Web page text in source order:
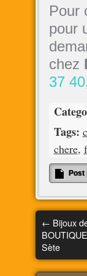
Pour
pour
chez
37 40
Tags:
chere,
Post
← Bijoux
Sète